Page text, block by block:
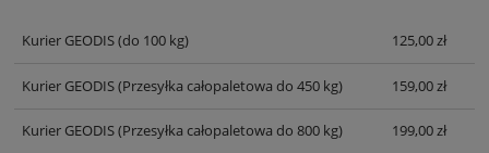
Kurier GEODIS(do 100 kg) 125,00 zł
Kurier GEODIS(Przesyłka całopaletowa do 450 kg) 159,00 zł
Kurier GEODIS(Przesyłka całopaletowa do 800 kg) 199,00 zł